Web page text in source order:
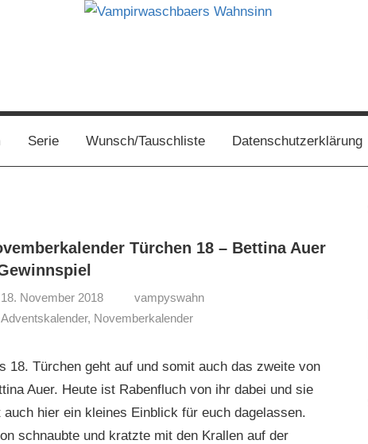
Serie Wunsch/Tauschliste Datenschutzerklärung
Türchen 18 – Bettina Auer
18. November 2018
vampyswahn
Adventskalender, Novemberkalender
18. Türchen geht auf und somit auch das zweite von
Auer. Heute ist Rabenfluch von ihr dabei und sie
auch hier ein kleines Einblick für euch dagelassen.
schnaubte und kratzte mit den Krallen auf der